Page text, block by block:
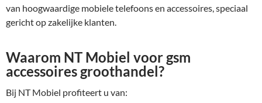
van hoogwaardige mobiele telefoons en accessoires, speciaal
gericht op zakelijke klanten.
Waarom NT Mobiel voor gsm
accessoires groothandel?
Bij NT Mobiel profiteert u van: